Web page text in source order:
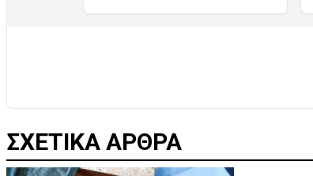
ΣΧΕΤΙΚΑ ΑΡΘΡΑ